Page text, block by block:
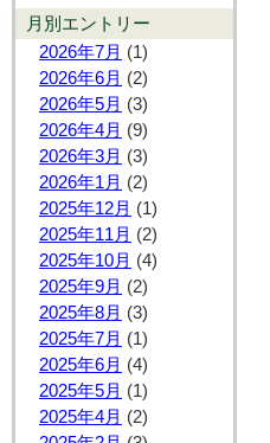
月別エントリー
2026年7月 (1)
2026年6月 (2)
2026年5月 (3)
2026年4月 (9)
2026年3月 (3)
2026年1月 (2)
2025年12月 (1)
2025年11月 (2)
2025年10月 (4)
2025年9月 (2)
2025年8月 (3)
2025年7月 (1)
2025年6月 (4)
2025年5月 (1)
2025年4月 (2)